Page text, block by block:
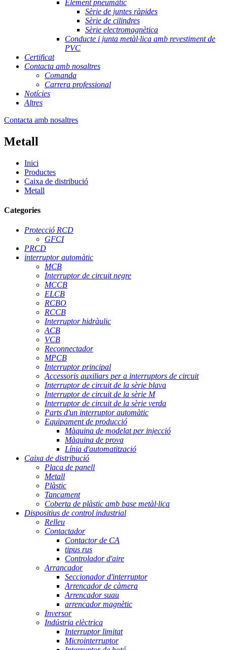
Element pneumàtic
Sèrie de juntes ràpides
Sèrie de cilindres
Sèrie electromagnètica
Conducte i junta metàl·lica amb revestiment de
PVC
Certificat
Contacta amb nosaltres
Comanda
Carrera professional
Notícies
Altres
Contacta amb nosaltres
Metall
Inici
Productes
Caixa de distribució
Metall
Categories
Protecció RCD
GFCI
PRCD
interruptor automàtic
MCB
Interruptor de circuit negre
MCCB
ELCB
RCBO
RCCB
Interruptor hidràulic
ACB
VCB
Reconnectador
MPCB
Interruptor principal
Accessoris auxiliars per a interruptors de circuit
Interruptor de circuit de la sèrie blava
Interruptor de circuit de la sèrie M
Interruptor de circuit de la sèrie verda
Parts d'un interruptor automàtic
Equipament de producció
Màquina de modelat per injecció
Màquina de prova
Línia d'automatització
Caixa de distribució
Placa de panell
Metall
Plàstic
Tancament
Coberta de plàstic amb base metàl·lica
Dispositius de control industrial
Relleu
Contactador
Contactor de CA
tipus rus
Controlador d'aire
Arrancador
Seccionador d'interruptor
Arrencador de càmera
Arrencador suau
arrencador magnètic
Inversor
Indústria elèctrica
Interruptor limitat
Microinterruptor